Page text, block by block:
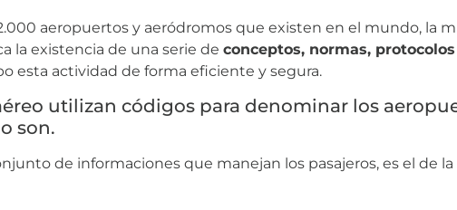
aeropuertos y aeródromos que existen en el mundo, la
la existencia de una serie de conceptos, normas,
esta actividad de forma eficiente y segura.
utilizan códigos para denominar los
son.
de informaciones que manejan los pasajeros, es el de la